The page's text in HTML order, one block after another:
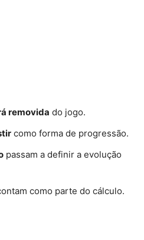
removida do jogo.
como forma de progressão.
passam a definir a evolução
como parte do cálculo.